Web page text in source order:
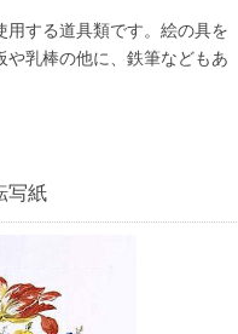
用する道具類です。絵の具を
や乳棒の他に、鉄筆などもあ
写紙